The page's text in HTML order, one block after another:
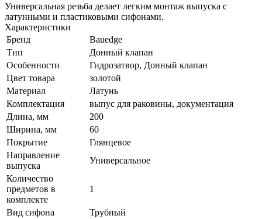
Универсальная резьба делает легким монтаж выпуска с
латунными и пластиковыми сифонами.
Характеристики
Бренд
Bauedge
Тип
Донный клапан
Особенности
Гидрозатвор, Донный клапан
Цвет товара
золотой
Материал
Латунь
Комплектация
выпус для раковины, документация
Длина, мм
200
Ширина, мм
60
Покрытие
Глянцевое
Направление
выпуска
Универсальное
Количество
предметов в
комплекте
1
Вид сифона
Трубный